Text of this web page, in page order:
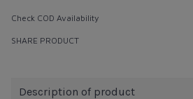
Check COD Availability
SHARE PRODUCT
Description of product